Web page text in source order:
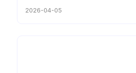
2026-04-05